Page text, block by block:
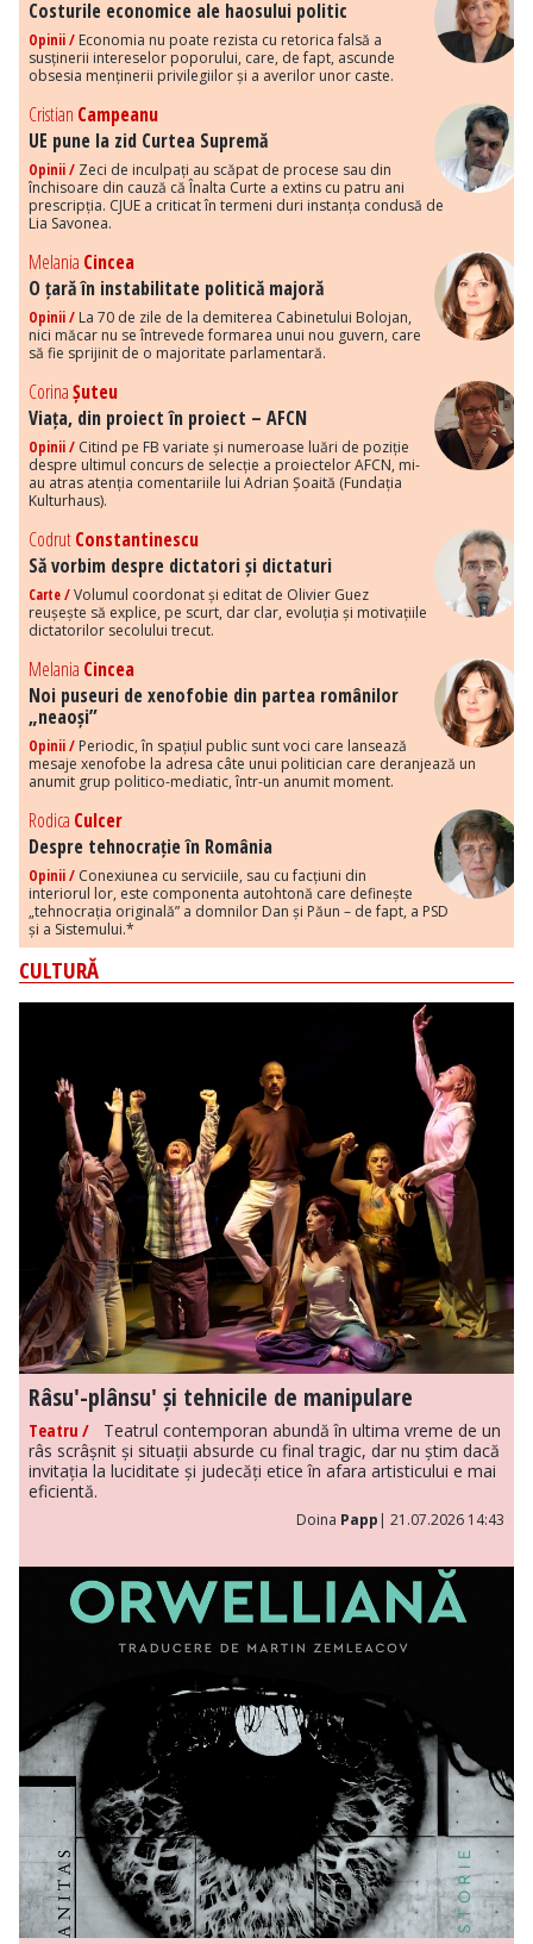
Costurile economice ale haosului politic
Opinii / Economia nu poate rezista cu retorica falsă a
susținerii intereselor poporului, care, de fapt, ascunde
obsesia menținerii privilegiilor și a averilor unor caste.
Cristian Campeanu
UE pune la zid Curtea Supremă
Opinii / Zeci de inculpați au scăpat de procese sau din
închisoare din cauză că Înalta Curte a extins cu patru ani
prescripția. CJUE a criticat în termeni duri instanța condusă de
Lia Savonea.
Melania Cincea
O țară în instabilitate politică majoră
Opinii / La 70 de zile de la demiterea Cabinetului Bolojan,
nici măcar nu se întrevede formarea unui nou guvern, care
să fie sprijinit de o majoritate parlamentară.
CorinaȘuteu
Viața, din proiect în proiect – AFCN
Opinii / Citind pe FB variate și numeroase luări de poziție
despre ultimul concurs de selecție a proiectelor AFCN, mi-
au atras atenția comentariile lui Adrian Șoaită (Fundația
Kulturhaus).
CodrutConstantinescu
Să vorbim despre dictatori și dictaturi
Carte /Volumul coordonat și editat de Olivier Guez
reușește să explice, pe scurt, dar clar, evoluția și motivațiile
dictatorilor secolului trecut.
Melania Cincea
Noi puseuri de xenofobie din partea românilor
„neaoși”
Opinii / Periodic, în spațiul public sunt voci care lansează
mesaje xenofobe la adresa câte unui politician care deranjează un
anumit grup politico-mediatic, într-un anumit moment.
Rodica Culcer
Despre tehnocrație în România
Opinii / Conexiunea cu serviciile, sau cu facțiuni din
interiorul lor, este componenta autohtonă care definește
„tehnocrația originală” a domnilor Dan și Păun – de fapt, a PSD
și a Sistemului.*
CULTURĂ
Râsu'-plânsu' și tehnicile de manipulare
Teatru / Teatrul contemporan abundă în ultima vreme de un
râs scrâșnit și situații absurde cu final tragic, dar nu știm dacă
invitația la luciditate și judecăți etice în afara artisticului e mai
eficientă.
Doina Papp | 21.07.2026 14:43